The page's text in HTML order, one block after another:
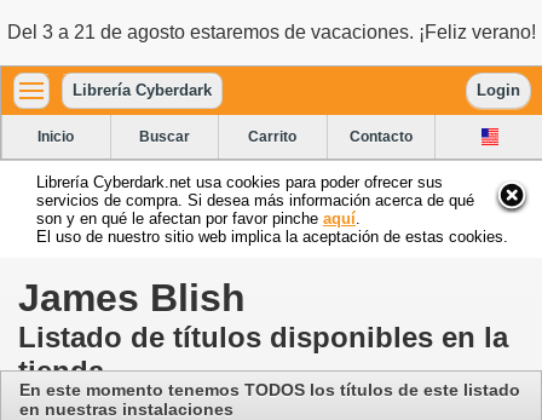
Del 3 a 21 de agosto estaremos de vacaciones. ¡Feliz verano!
Librería Cyberdark Login
Inicio Buscar Carrito Contacto
Librería Cyberdark.net usa cookies para poder ofrecer sus
servicios de compra. Si desea más información acerca de qué
son y en qué le afectan por favor pinche aquí
El uso de nuestro sitio web implica la aceptación de estas cookies.
James Blish
Listado de títulos disponibles en la
tienda
En este momento tenemos TODOS los títulos de este listado
en nuestras instalaciones